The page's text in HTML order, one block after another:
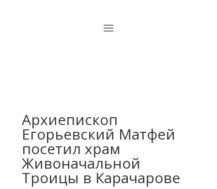
Архиепископ
Егорьевский Матфей
посетил храм
Живоначальной
Троицы в Карачарове